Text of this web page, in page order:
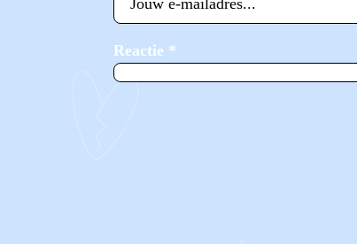
Reactie *